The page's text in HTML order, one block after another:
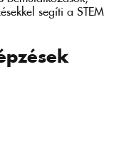
segíti a STEM